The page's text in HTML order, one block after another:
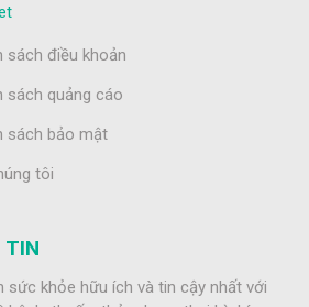
sách điều khoản
sách quảng cáo
sách bảo mật
tôi
TIN
sức khỏe hữu ích và tin cậy nhất với